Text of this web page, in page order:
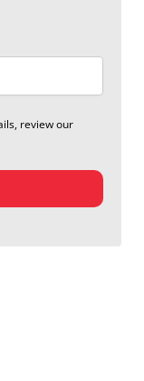
review our